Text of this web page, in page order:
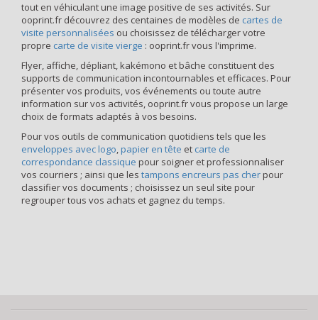
tout en véhiculant une image positive de ses activités. Sur
ooprint.fr découvrez des centaines de modèles de cartes de
visite personnalisées ou choisissez de télécharger votre
propre carte de visite vierge : ooprint.fr vous l'imprime.
Flyer, affiche, dépliant, kakémono et bâche constituent des
supports de communication incontournables et efficaces. Pour
présenter vos produits, vos événements ou toute autre
information sur vos activités, ooprint.fr vous propose un large
choix de formats adaptés à vos besoins.
Pour vos outils de communication quotidiens tels que les
enveloppes avec logo,papier en tête et carte de
correspondance classique pour soigner et professionnaliser
vos courriers ; ainsi que les tampons encreurs pas cher pour
classifier vos documents ; choisissez un seul site pour
regrouper tous vos achats et gagnez du temps.